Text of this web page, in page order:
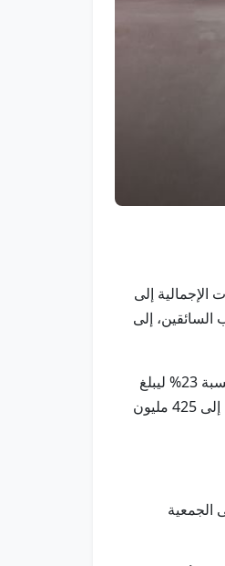
المنتهية في 31 ديسمبر 2025 حيث ارتفعت الإيرادات الإجمالية إلى
على خدمات تدريب السائقين، إلى
وسجل الربح قبل الضريبة نمواً بنسبة 30% ليصل إلى 403 ملايين درهم مقارنة بـ310 ملايين درهم في العام السابق، فيما ارتفع صافي الربح بعد الضريبة بنسبة 23% ليبلغ
346 مليون درهم، مقارنة بـ282 مليون درهم في عام 2024. كما ارتفعت الأرباح قبل قبل احتساب الفائدة والضريبة والاستهلاك والإطفاء بنسبة 35% لتصل إلى 425 مليون
عرض هذه التوصية على الجمعية